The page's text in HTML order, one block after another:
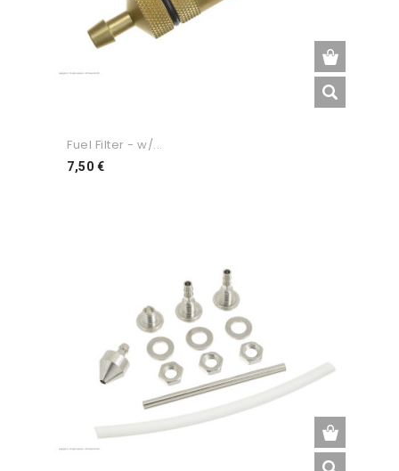
Fuel Filter - w/...
7,50 €Preço